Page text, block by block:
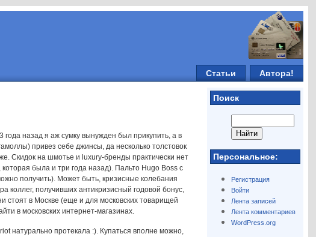
Статьи Автора!
Поиск
Персональное:
Регистрация
Войти
Лента записей
Лента комментариев
WordPress.org
назад я аж сумку вынужден был прикупить, а в
привез себе джинсы, да несколько толстовок
Скидок на шмотье и luxury-бренды практически нет
была и три года назад). Пальто Hugo Boss с
получить). Может быть, кризисные колебания
коллег, получивших антикризисный годовой бонус,
стоят в Москве (еще и для московских товарищей
в московских интернет-магазинах.
натурально протекала :). Купаться вполне можно,